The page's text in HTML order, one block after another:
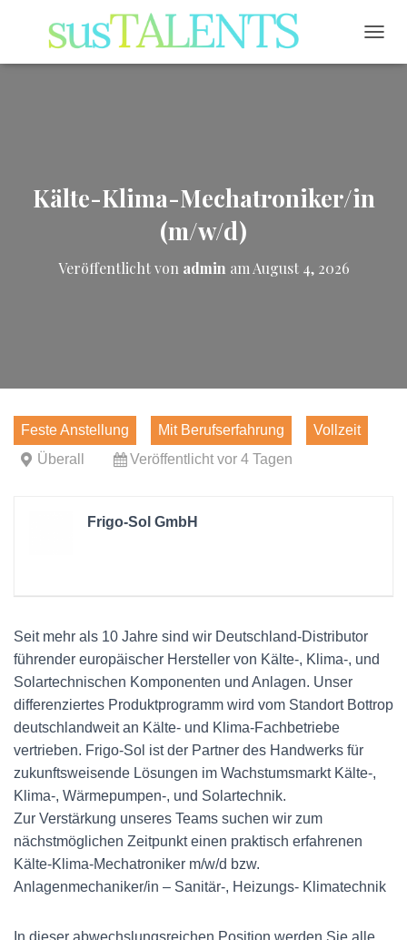
Kälte-Klima-Mechatroniker/in
(m/w/d)
Veröffentlicht von admin am August 4, 2026
Feste Anstellung Mit Berufserfahrung
Vollzeit
Überall
Veröffentlicht vor 4 Tagen
Frigo-Sol GmbH
Seit mehr als 10 Jahre sind wir Deutschland-Distributor
führender europäischer Hersteller von Kälte-, Klima-, und
Solartechnischen Komponenten und Anlagen. Unser
differenziertes Produktprogramm wird vom Standort Bottrop
deutschlandweit an Kälte- und Klima-Fachbetriebe
vertrieben. Frigo-Sol ist der Partner des Handwerks für
zukunftsweisende Lösungen im Wachstumsmarkt Kälte-,
Klima-, Wärmepumpen-, und Solartechnik.
Zur Verstärkung unseres Teams suchen wir zum
nächstmöglichen Zeitpunkt einen praktisch erfahrenen
Kälte-Klima-Mechatroniker m/w/d bzw.
Anlagenmechaniker/in – Sanitär-, Heizungs- Klimatechnik
In dieser abwechslungsreichen Position werden Sie alle